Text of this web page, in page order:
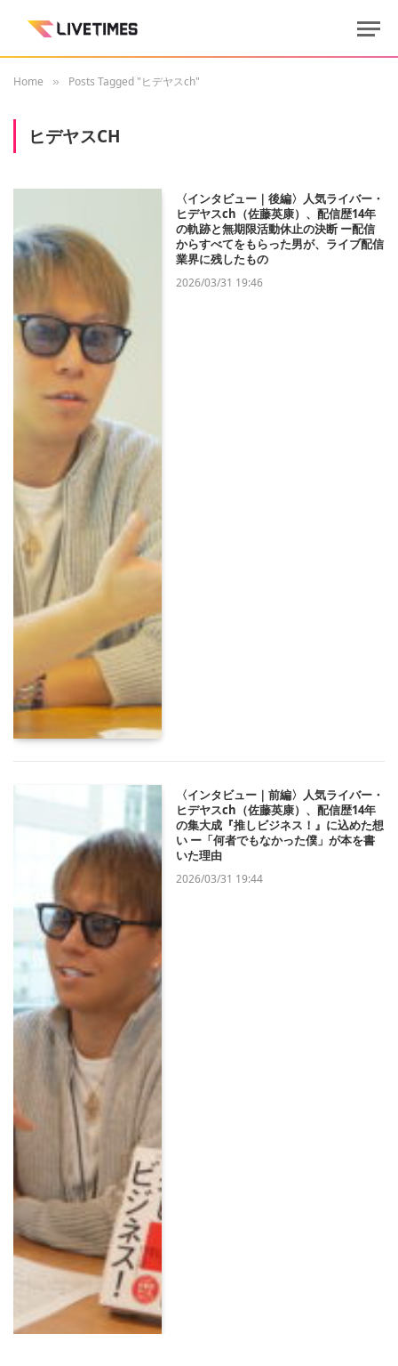
Home » Posts Tagged "ヒデヤスch"
ヒデヤスCH
〈インタビュー｜後編〉人気ライバー・
ヒデヤスch（佐藤英康）、配信歴14年
の軌跡と無期限活動休止の決断 ー配信
からすべてをもらった男が、ライブ配信
業界に残したもの
2026/03/31 19:46
〈インタビュー｜前編〉人気ライバー・
ヒデヤスch（佐藤英康）、配信歴14年
の集大成『推しビジネス！』に込めた想
い ー「何者でもなかった僕」が本を書
いた理由
2026/03/31 19:44